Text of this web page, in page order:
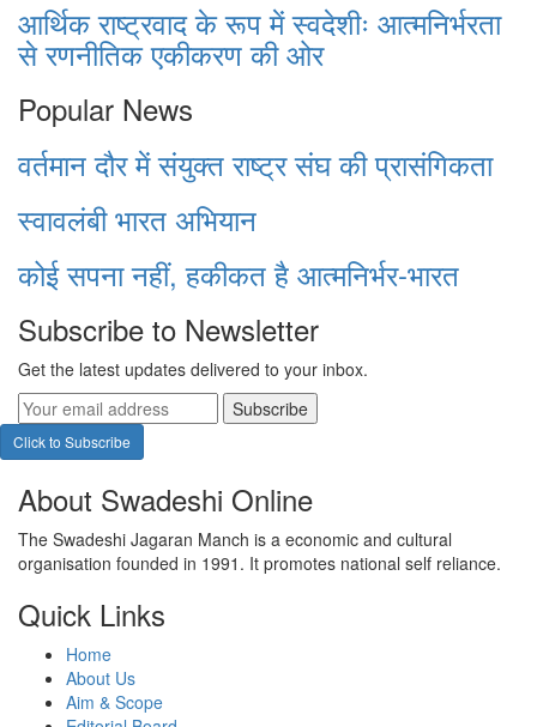
आर्थिक राष्ट्रवाद के रूप में स्वदेशीः आत्मनिर्भरता
से रणनीतिक एकीकरण की ओर
Popular News
वर्तमान दौर में संयुक्त राष्ट्र संघ की प्रासंगिकता
स्वावलंबी भारत अभियान
कोई सपना नहीं, हकीकत है आत्मनिर्भर-भारत
Subscribe to Newsletter
Get the latest updates delivered to your inbox.
Subscribe
Click to Subscribe
About Swadeshi Online
The Swadeshi Jagaran Manch is a economic and cultural
organisation founded in 1991. It promotes national self reliance.
Quick Links
Home
About Us
Aim & Scope